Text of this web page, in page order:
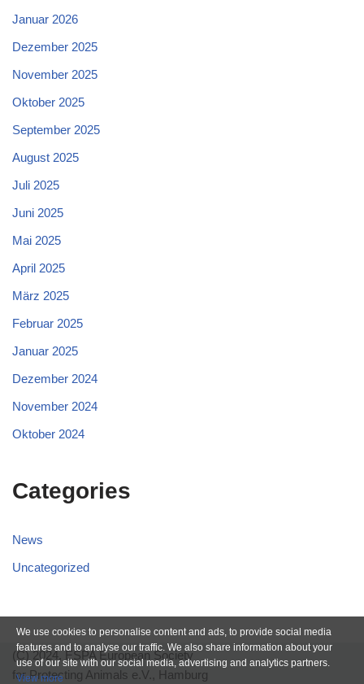
Januar 2026
Dezember 2025
November 2025
Oktober 2025
September 2025
August 2025
Juli 2025
Juni 2025
Mai 2025
April 2025
März 2025
Februar 2025
Januar 2025
Dezember 2024
November 2024
Oktober 2024
Categories
News
Uncategorized
(C) 2024, ESPA European Society
for Protecting Animals e.V., Hamburg
We use cookies to personalise content and ads, to provide social media
features and to analyse our traffic. We also share information about your
use of our site with our social media, advertising and analytics partners.
View more